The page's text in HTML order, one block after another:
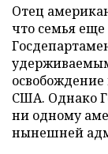
Отец
что семья еще
США. Однако
ни одному
нынешней